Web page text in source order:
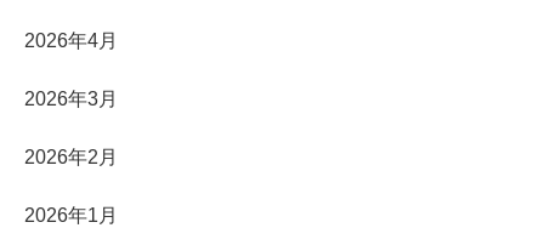
2026年4月
2026年3月
2026年2月
2026年1月